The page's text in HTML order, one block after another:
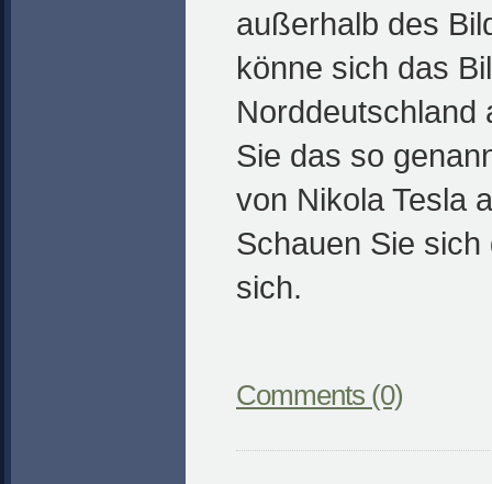
außerhalb des
könne sich das
Norddeutschland
Sie das so
von Nikola Tesla
Schauen Sie
sich.
Comments (0)